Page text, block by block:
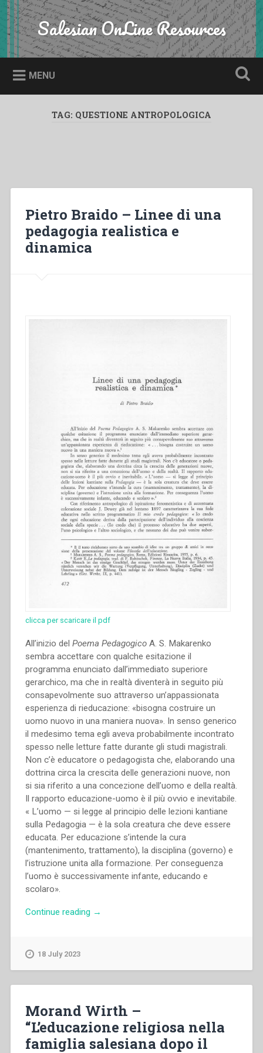
Skip
to
content
Search Salesian OnLine Resources
MENU
TAG: QUESTIONE ANTROPOLOGICA
Pietro Braido – Linee di una
pedagogia realistica e
dinamica
clicca per scaricare il pdf
All’inizio del Poema PedagogicoA. S. Makarenko
sembra accettare con qualche esitazione il
programma enunciato dall’immediato superiore
gerarchico, ma che in realtà diventerà in seguito più
consapevolmente suo attraverso un’appassionata
esperienza di rieducazione: «bisogna costruire un
uomo nuovo in una maniera nuova». In senso generico
il medesimo tema egli aveva probabilmente incontrato
spesso nelle letture fatte durante gli studi magistrali.
Non c’è educatore o pedagogista che, elaborando una
dottrina circa la crescita delle generazioni nuove, non
si sia riferito a una concezione dell’uomo e della realtà.
Il rapporto educazione-uomo è il più ovvio e inevitabile.
« L’uomo — si legge al principio delle lezioni kantiane
sulla Pedagogia — è la sola creatura che deve essere
educata. Per educazione s’intende la cura
(mantenimento, trattamento), la disciplina (governo) e
l’istruzione unita alla formazione. Per conseguenza
l’uomo è successivamente infante, educando e
scolaro».
Continue reading “Pietro
e
dinamica”
→
18 July 2023
Morand Wirth –
“L’educazione religiosa nella
famiglia salesiana dopo il